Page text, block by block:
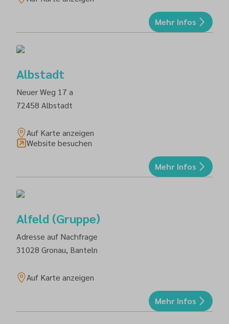
Mehr Infos
Albstadt
Neuer Weg 17 a
72458 Albstadt
Auf Karte anzeigen
Website besuchen
Mehr Infos
Alfeld (Gruppe)
Adresse auf Nachfrage
31028 Gronau, Banteln
Auf Karte anzeigen
Mehr Infos